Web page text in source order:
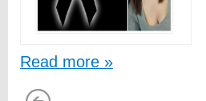
Read more »